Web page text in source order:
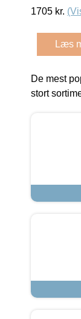
1705 kr.
Læs
De mest
stort